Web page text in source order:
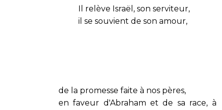
Il relève Israël, son serviteur,
il se souvient de son amour,
de la promesse faite à nos pères,
en faveur d'Abraham et de sa race, à